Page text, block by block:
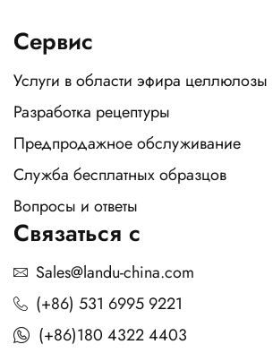
Сервис
Услуги в области эфира целлюлозы
Разработка рецептуры
Предпродажное обслуживание
Служба бесплатных образцов
Вопросы и ответы
Связаться с
Sales@landu-china.com
(+86) 531 6995 9221
(+86)180 4322 4403